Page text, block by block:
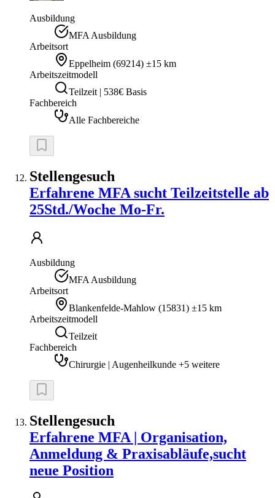
Ausbildung
MFA Ausbildung
Arbeitsort
Eppelheim (69214) ±15 km
Arbeitszeitmodell
Teilzeit | 538€ Basis
Fachbereich
Alle Fachbereiche
Stellengesuch
Erfahrene MFA sucht Teilzeitstelle ab
25Std./Woche Mo-Fr.
Ausbildung
MFA Ausbildung
Arbeitsort
Blankenfelde-Mahlow (15831) ±15 km
Arbeitszeitmodell
Teilzeit
Fachbereich
Chirurgie | Augenheilkunde +5 weitere
Stellengesuch
Erfahrene MFA | Organisation,
Anmeldung & Praxisabläufe,sucht
neue Position